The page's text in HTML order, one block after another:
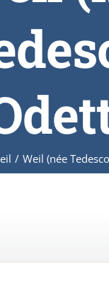
/ Weil (née